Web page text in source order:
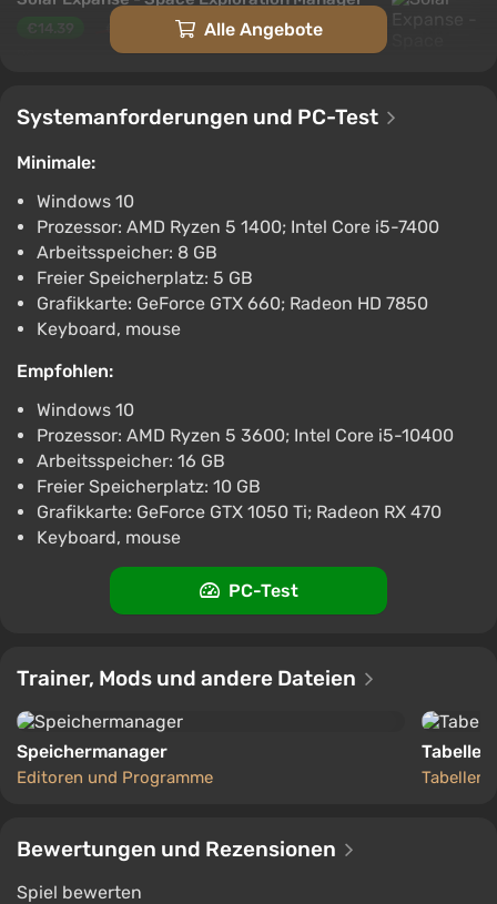
€14.39
-20%
Solar Expanse - Space Exploration Manager /
Steam AUTO / RU + WORLD
PC
ggsel 4.2457 Bewertungen
Unterstützung bei VGTimes
Solar Expanse - Space Exploration Manager
*RU/BY/UA/CIS Steam Auto
PC
ggsel 4.2457 Bewertungen
Unterstützung bei VGTimes
Solar Expanse - Space Exploration Manager
Bundle
€14.39 €18
-20%
Alle Angebote
Systemanforderungen und PC-Test
Minimale:
Windows 10
Prozessor: AMD Ryzen 5 1400; Intel Core i5-7400
Arbeitsspeicher: 8 GB
Freier Speicherplatz: 5 GB
Grafikkarte: GeForce GTX 660; Radeon HD 7850
Keyboard, mouse
Empfohlen:
Windows 10
Prozessor: AMD Ryzen 5 3600; Intel Core i5-10400
Arbeitsspeicher: 16 GB
Freier Speicherplatz: 10 GB
Grafikkarte: GeForce GTX 1050 Ti; Radeon RX 470
Keyboard, mouse
PC-Test
Trainer, Mods und andere Dateien
Speichermanager
Editoren und Programme
Tabelle
Tabellen
Bewertungen und Rezensionen
Spiel bewerten